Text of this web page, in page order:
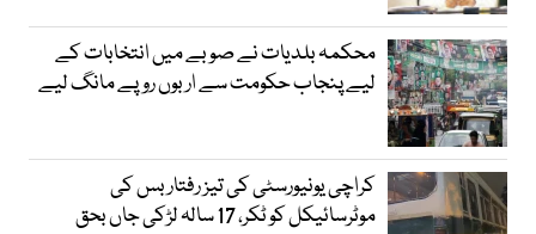
محکمہ بلدیات نے صوبے میں انتخابات کے
لیے پنجاب حکومت سے اربوں روپے مانگ لیے
کراچی یونیورسٹی کی تیز رفتار بس کی
موٹرسائیکل کو ٹکر، 17 سالہ لڑکی جاں بحق